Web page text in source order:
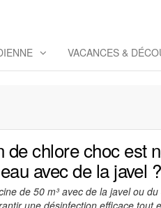
VACANCES &
de chlore choc est
avec de la javel ?
de 50 m³ avec de la javel ou
une désinfection efficace tout